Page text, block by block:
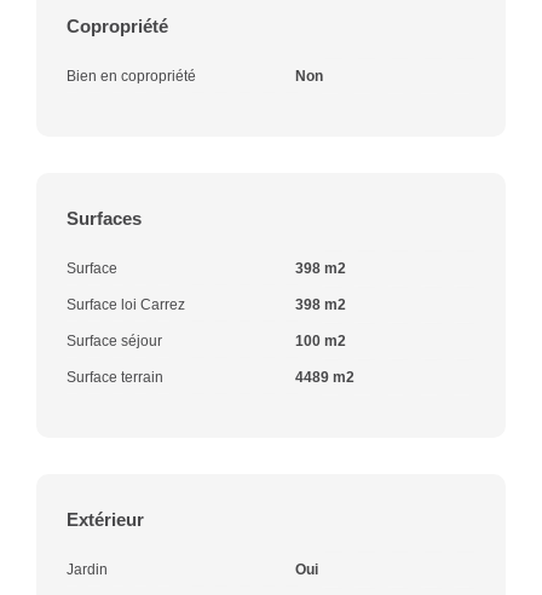
Copropriété
Bien en copropriété Non
Surfaces
Surface 398 m2
Surface loi Carrez 398 m2
Surface séjour 100 m2
Surface terrain 4489 m2
Extérieur
Jardin Oui